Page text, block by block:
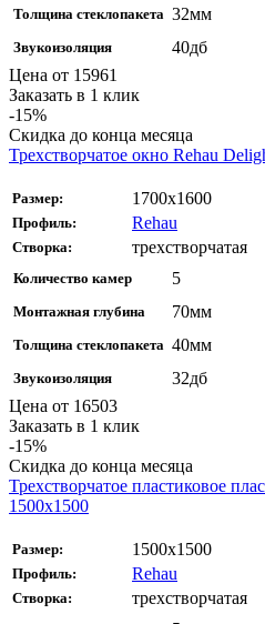
Толщина стеклопакета 32мм
Звукоизоляция
40дб
Цена от 15961
Заказать в 1 клик
-15%
Скидка до конца месяца
Трехстворчатое окно Rehau
Размер: 1700x1600
Профиль: Rehau
Створка: трехстворчатая
Количество камер 5
Монтажная глубина 70мм
Толщина стеклопакета 40мм
Звукоизоляция
32дб
Цена от 16503
Заказать в 1 клик
-15%
Скидка до конца месяца
Трехстворчатое пластиковое
1500x1500
Размер: 1500x1500
Профиль: Rehau
Створка: трехстворчатая